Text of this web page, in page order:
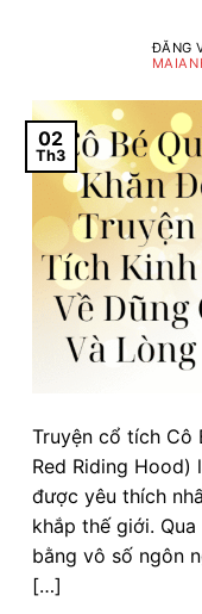
ĐĂNG
02
Th3
Truyện cổ tích Cô
Red Riding
được yêu thích
khắp thế giới.
bằng vô số ngôn
[…]